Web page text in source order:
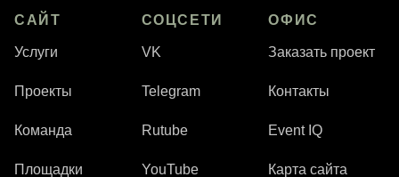
САЙТ
Услуги
Проекты
Команда
Площадки
СОЦСЕТИ
VK
Telegram
Rutube
YouTube
ОФИС
Заказать проект
Контакты
Event IQ
Карта сайта